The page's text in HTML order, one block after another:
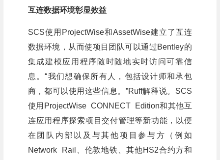
互连数据环境彰显效益
SCS使用ProjectWise和AssetWise建立了互连
数据环境，从而使项目团队可以通过Bentley的
集成建模应用程序随时随地实时访问可靠信
息。“我们想确保所有人，包括设计师和承包
商，都可以使用这些信息。”Ruff解释说。SCS
使用ProjectWise CONNECT Edition和其他互
连应用程序探索项目交付管理等新功能，以便
在团队内部以及与其他项目参与方（例如
Network Rail、伦敦地铁、其他HS2合约方和